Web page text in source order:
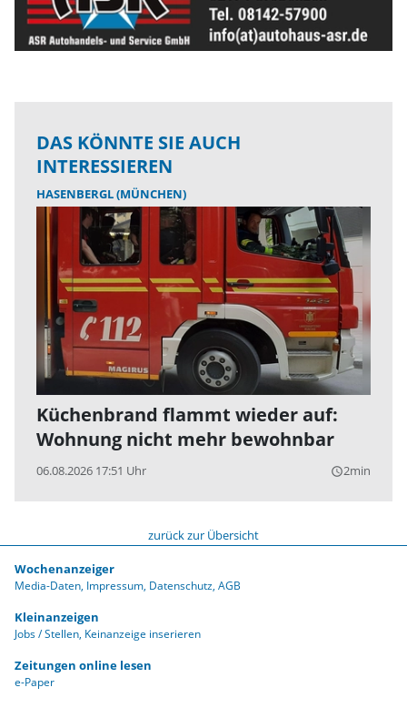
DAS KÖNNTE SIE AUCH
INTERESSIEREN
HASENBERGL (MÜNCHEN)
Küchenbrand flammt wieder auf:
Wohnung nicht mehr bewohnbar
06.08.2026 17:51 Uhr query_builder2min
zurück zur Übersicht
Wochenanzeiger
Media-Daten Impressum Datenschutz AGB
Kleinanzeigen
Jobs / Stellen Keinanzeige inserieren
Zeitungen online lesen
e-Paper